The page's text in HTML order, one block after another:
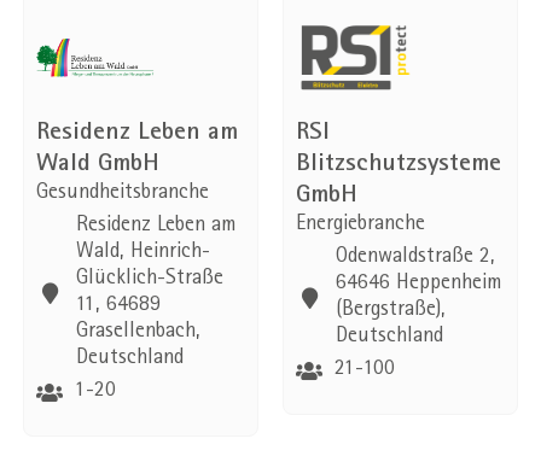
Residenz Leben am
Wald GmbH
Gesundheitsbranche
Residenz Leben am
Wald, Heinrich-
Glücklich-Straße
11, 64689
Grasellenbach,
Deutschland
1-20
RSI
Blitzschutzsysteme
GmbH
Energiebranche
Odenwaldstraße 2,
64646 Heppenheim
(Bergstraße),
Deutschland
21-100